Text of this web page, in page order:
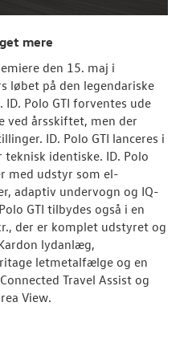
mere
den 15. maj i
løbet på den legendariske
Polo GTI forventes ude
ved årsskiftet, men der
ID. Polo GTI lanceres i
identiske. ID. Polo
med udstyr som el-
adaptiv undervogn og IQ-
GTI tilbydes også i en
der er komplet udstyret og
lydanlæg,
letmetalfælge og en
Travel Assist og
View.